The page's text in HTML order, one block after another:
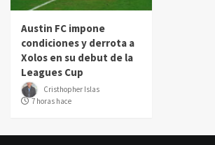
Austin FC impone
condiciones y derrota a
Xolos en su debut de la
Leagues Cup
Cristhopher Islas
7 horas hace